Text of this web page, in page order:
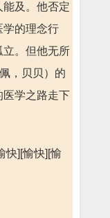
及。他否定
学的理念行
立。但他无所
，贝贝）的
医学之路走下
快][愉快][愉